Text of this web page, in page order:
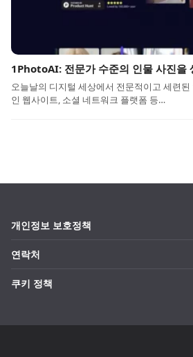
1PhotoAI: 전문가 수준의 인물 사진을
오늘날의 디지털 세상에서 전문적이고 세련
인 웹사이트, 소셜 네트워크 플랫폼 등…
개인정보 보호정책
연락처
쿠키 정책